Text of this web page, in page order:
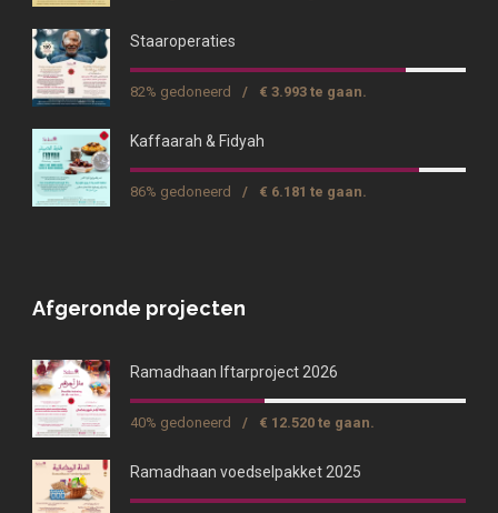
Staaroperaties
82% gedoneerd / € 3.993 te gaan.
Kaffaarah & Fidyah
86% gedoneerd / € 6.181 te gaan.
Afgeronde projecten
Ramadhaan Iftarproject 2026
40% gedoneerd / € 12.520 te gaan.
Ramadhaan voedselpakket 2025